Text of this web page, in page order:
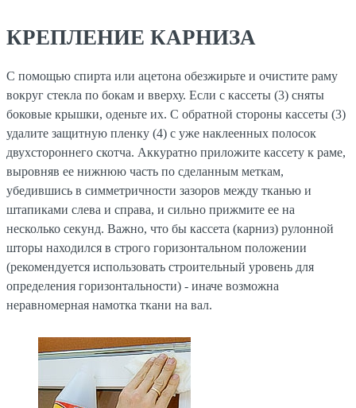
КРЕПЛЕНИЕ КАРНИЗА
С помощью спирта или ацетона обезжирьте и очистите раму
вокруг стекла по бокам и вверху. Если с кассеты (3) сняты
боковые крышки, оденьте их. С обратной стороны кассеты (3)
удалите защитную пленку (4) с уже наклеенных полосок
двухстороннего скотча. Аккуратно приложите кассету к раме,
выровняв ее нижнюю часть по сделанным меткам,
убедившись в симметричности зазоров между тканью и
штапиками слева и справа, и сильно прижмите ее на
несколько секунд. Важно, что бы кассета (карниз) рулонной
шторы находился в строго горизонтальном положении
(рекомендуется использовать строительный уровень для
определения горизонтальности) - иначе возможна
неравномерная намотка ткани на вал.